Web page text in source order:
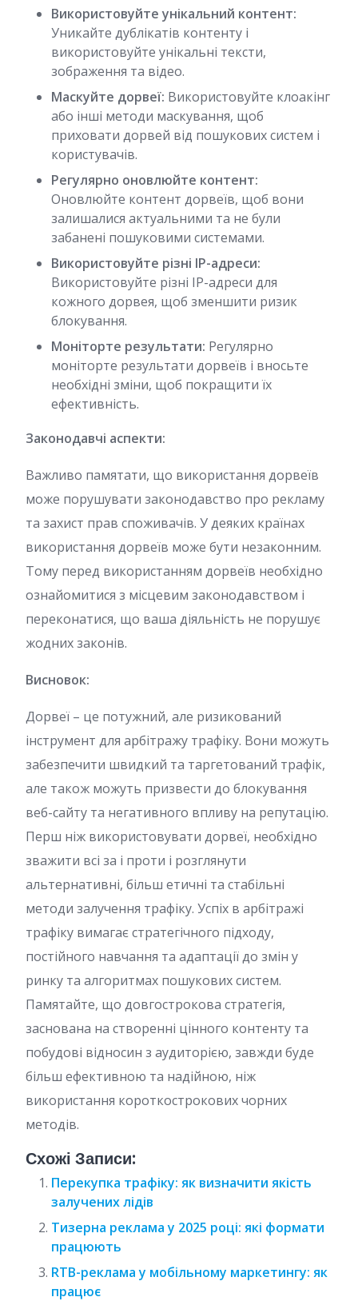
Використовуйте унікальний контент:
Уникайте дублікатів контенту і
використовуйте унікальні тексти,
зображення та відео.
Маскуйте дорвеї: Використовуйте клоакінг
або інші методи маскування, щоб
приховати дорвей від пошукових систем і
користувачів.
Регулярно оновлюйте контент:
Оновлюйте контент дорвеїв, щоб вони
залишалися актуальними та не були
забанені пошуковими системами.
Використовуйте різні IP-адреси:
Використовуйте різні IP-адреси для
кожного дорвея, щоб зменшити ризик
блокування.
Моніторте результати: Регулярно
моніторте результати дорвеїв і вносьте
необхідні зміни, щоб покращити їх
ефективність.
Законодавчі аспекти:
Важливо памятати, що використання дорвеїв
може порушувати законодавство про рекламу
та захист прав споживачів. У деяких країнах
використання дорвеїв може бути незаконним.
Тому перед використанням дорвеїв необхідно
ознайомитися з місцевим законодавством і
переконатися, що ваша діяльність не порушує
жодних законів.
Висновок:
Дорвеї – це потужний, але ризикований
інструмент для арбітражу трафіку. Вони можуть
забезпечити швидкий та таргетований трафік,
але також можуть призвести до блокування
веб-сайту та негативного впливу на репутацію.
Перш ніж використовувати дорвеї, необхідно
зважити всі за і проти і розглянути
альтернативні, більш етичні та стабільні
методи залучення трафіку. Успіх в арбітражі
трафіку вимагає стратегічного підходу,
постійного навчання та адаптації до змін у
ринку та алгоритмах пошукових систем.
Памятайте, що довгострокова стратегія,
заснована на створенні цінного контенту та
побудові відносин з аудиторією, завжди буде
більш ефективною та надійною, ніж
використання короткострокових чорних
методів.
Схожі Записи:
Перекупка трафіку: як визначити якість
залучених лідів
Тизерна реклама у 2025 році: які формати
працюють
RTB-реклама у мобільному маркетингу: як
працює